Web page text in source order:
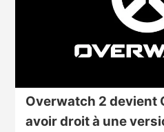
Overwatch 2 devient
avoir droit à une